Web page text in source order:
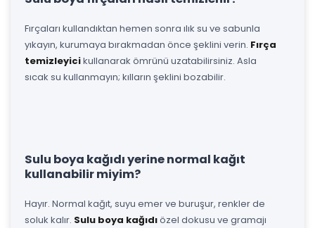
Fırçaları kullandıktan hemen sonra ılık su ve sabunla
yıkayın, kurumaya bırakmadan önce şeklini verin. Fırça
temizleyicikullanarak ömrünü uzatabilirsiniz. Asla
sıcak su kullanmayın; kılların şeklini bozabilir.
Sulu boya kağıdı yerine normal kağıt
kullanabilir miyim?
Hayır. Normal kağıt, suyu emer ve buruşur, renkler de
soluk kalır. Sulu boya kağıdıözel dokusu ve gramajı